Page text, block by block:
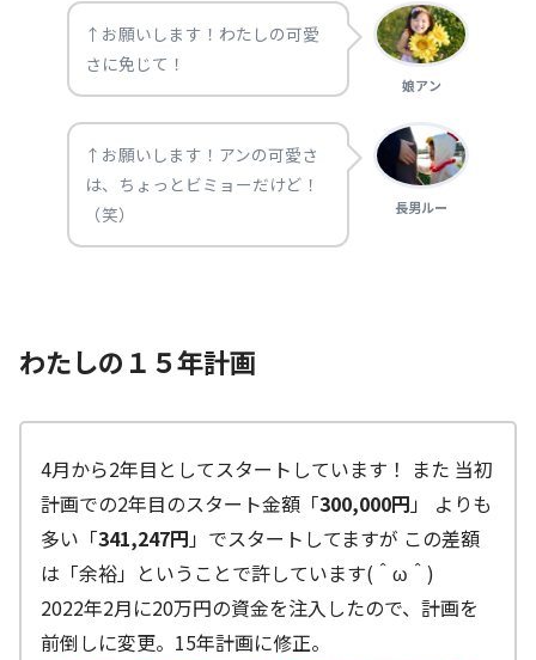
↑お願いします！わたしの可愛
さに免じて！
娘アン
↑お願いします！アンの可愛さ
は、ちょっとビミョーだけど！
（笑）
長男ルー
わたしの１５年計画
4月から2年目としてスタートしています！ また 当初
計画での2年目のスタート金額「300,000円 」 よりも
多い「341,247円 」でスタートしてますが この差額
は「余裕」ということで許しています(＾ω＾)
2022年2月に20万円の資金を注入したので、計画を
前倒しに変更。15年計画に修正。